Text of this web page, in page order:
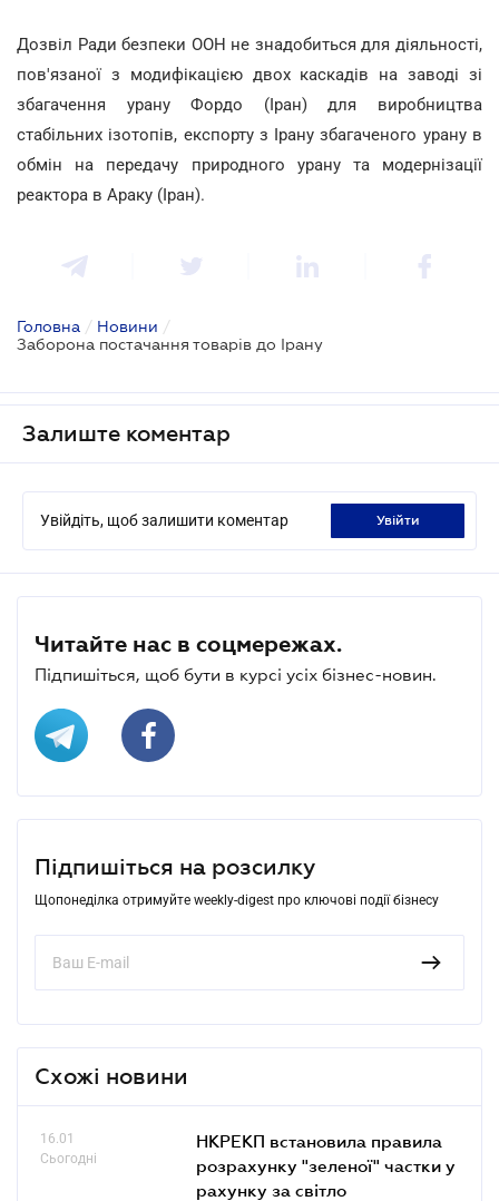
Дозвіл Ради безпеки ООН не знадобиться для діяльності,
пов'язаної з модифікацією двох каскадів на заводі зі
збагачення урану Фордо (Іран) для виробництва
стабільних ізотопів, експорту з Ірану збагаченого урану в
обмін на передачу природного урану та модернізації
реактора в Араку (Іран).
Головна / Новини /
Заборона постачання товарів до Ірану
Залиште коментар
Увійдіть, щоб залишити коментар увійти
Читайте нас в соцмережах.
Підпишіться, щоб бути в курсі усіх бізнес-новин.
Підпишіться на розсилку
Щопонеділка отримуйте weekly-digest про ключові події бізнесу
Схожі новини
16.01
Сьогодні
НКРЕКП встановила правила
розрахунку "зеленої" частки у
рахунку за світло